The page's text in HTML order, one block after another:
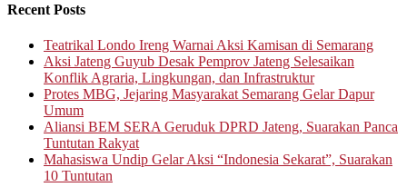
Recent Posts
Teatrikal Londo Ireng Warnai Aksi Kamisan di Semarang
Aksi Jateng Guyub Desak Pemprov Jateng Selesaikan
Konflik Agraria, Lingkungan, dan Infrastruktur
Protes MBG, Jejaring Masyarakat Semarang Gelar Dapur
Umum
Aliansi BEM SERA Geruduk DPRD Jateng, Suarakan Panca
Tuntutan Rakyat
Mahasiswa Undip Gelar Aksi “Indonesia Sekarat”, Suarakan
10 Tuntutan